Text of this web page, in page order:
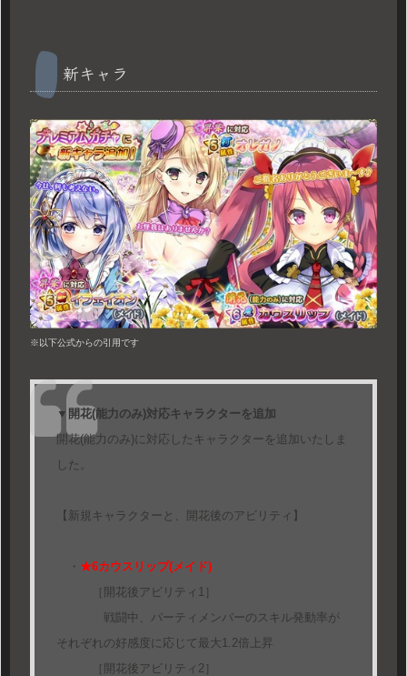
新キャラ
※以下公式からの引用です
▼開花(能力のみ)対応キャラクターを追加
開花(能力のみ)に対応したキャラクターを追加いたしま
した。
【新規キャラクターと、開花後のアビリティ】
・ ★6カウスリップ(メイド)
［開花後アビリティ1］
戦闘中、パーティメンバーのスキル発動率が
それぞれの好感度に応じて最大1.2倍上昇
［開花後アビリティ2］